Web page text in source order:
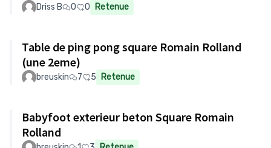
Driss B 0 0 Retenue
Table de ping pong square Romain Rolland
(une 2eme)
breuskin 7 5 Retenue
Babyfoot exterieur beton Square Romain
Rolland